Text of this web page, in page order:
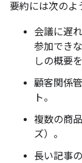
要約には次のよ
会議に遅
参加でき
しの概要
顧客関係
ト。
複数の商
ズ）。
長い記事